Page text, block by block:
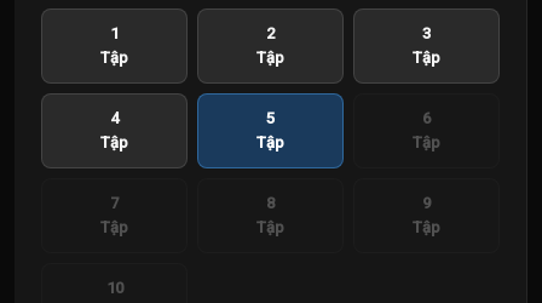
1
Tập
2
Tập
3
Tập
4
Tập
5
Tập
6
Tập
7
Tập
8
Tập
9
Tập
10